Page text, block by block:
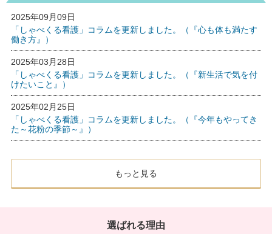
2025年09月09日
「しゃべくる看護」コラムを更新しました。（『心も体も満たす
働き方』）
2025年03月28日
「しゃべくる看護」コラムを更新しました。（『新生活で気を付
けたいこと』）
2025年02月25日
「しゃべくる看護」コラムを更新しました。（『今年もやってき
た～花粉の季節～』）
もっと見る
選ばれる理由